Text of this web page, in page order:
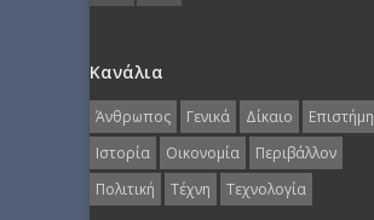
Κανάλια
Άνθρωπος Γενικά Δίκαιο
Επιστήμη
Ιστορία
Οικονομία
Περιβάλλον
Πολιτική
Τέχνη Τεχνολογία